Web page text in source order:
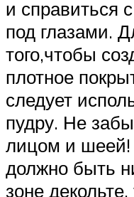
и справиться
под глазами.
того,чтобы
плотное
следует
пудру. Не
лицом и шеей!
должно быть
зоне